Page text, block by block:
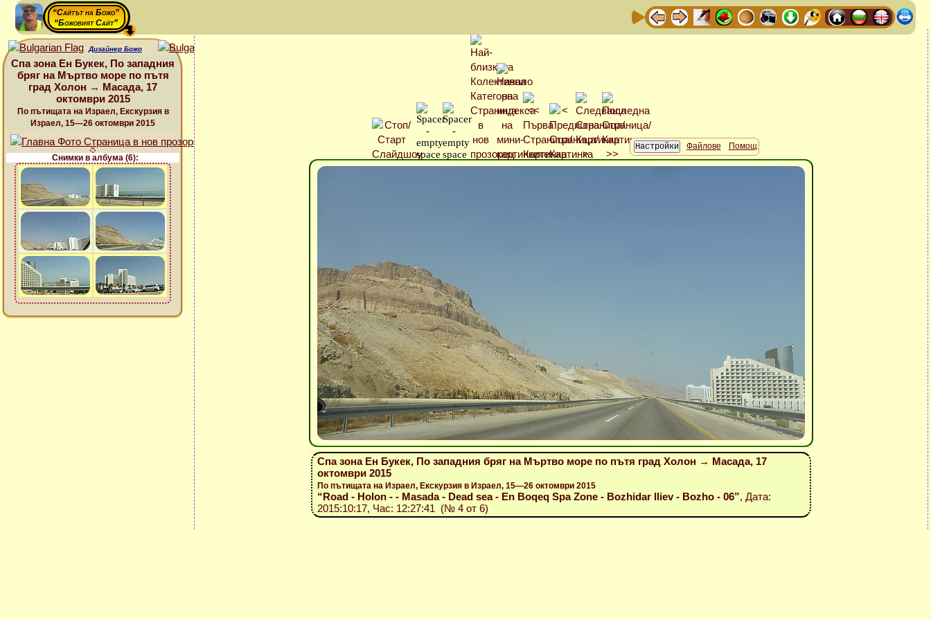
“Сайтът на Божо”
“Божовият Сайт”
Дизайнер Божо
Спа зона Ен Букек, По западния
бряг на Мъртво море по пътя
град Холон → Масада, 17
октомври 2015
По пътищата на Израел, Екскурзия в
Израел, 15—26 октомври 2015
Снимки в албума (6):
Файлове Помощ
Спа зона Ен Букек, По западния бряг на Мъртво море по пътя град Холон → Масада, 17
октомври 2015
По пътищата на Израел, Екскурзия в Израел, 15—26 октомври 2015
“Road - Holon - - Masada - Dead sea - En Boqeq Spa Zone - Bozhidar Iliev - Bozho - 06”, Дата:
2015:10:17, Час: 12:27:41 (№ 4 от 6)